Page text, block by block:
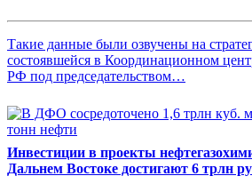
Такие данные были озвучены на
состоявшейся в Координационном
РФ под председательством…
Инвестиции в проекты
Дальнем Востоке достигают 6 трлн